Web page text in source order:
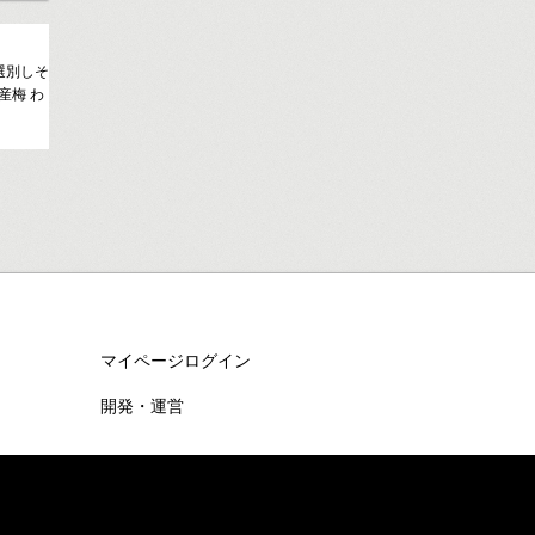
別しそ
梅 わ
マイページログイン
開発・運営